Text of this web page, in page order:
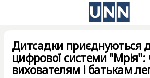
Дитсадки приєднуються
цифрової системи "Мрія":
вихователям і батькам